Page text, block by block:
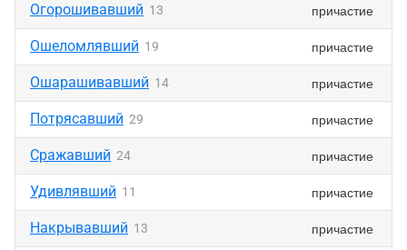
Огорошивавший 13 причастие
Ошеломлявший 19 причастие
Ошарашивавший 14 причастие
Потрясавший 29 причастие
Сражавший 24 причастие
Удивлявший 11 причастие
Накрывавший 13 причастие